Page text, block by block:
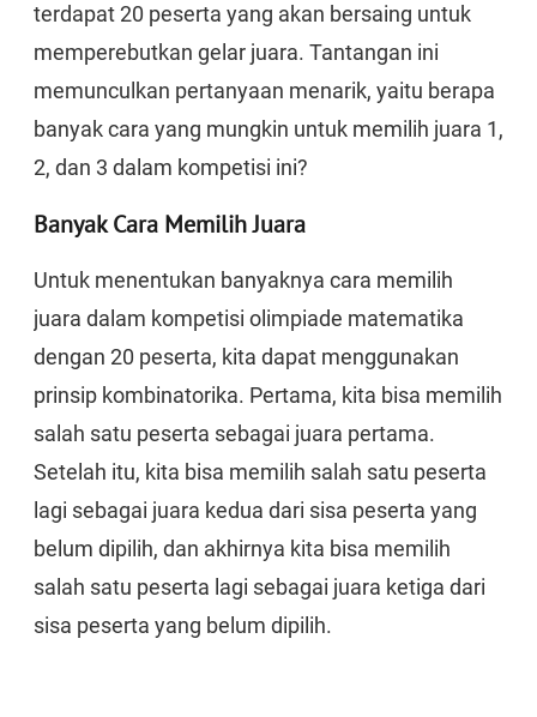
terdapat 20 peserta yang akan bersaing untuk
memperebutkan gelar juara. Tantangan ini
memunculkan pertanyaan menarik, yaitu berapa
banyak cara yang mungkin untuk memilih juara 1,
2, dan 3 dalam kompetisi ini?
Banyak Cara Memilih Juara
Untuk menentukan banyaknya cara memilih
juara dalam kompetisi olimpiade matematika
dengan 20 peserta, kita dapat menggunakan
prinsip kombinatorika. Pertama, kita bisa memilih
salah satu peserta sebagai juara pertama.
Setelah itu, kita bisa memilih salah satu peserta
lagi sebagai juara kedua dari sisa peserta yang
belum dipilih, dan akhirnya kita bisa memilih
salah satu peserta lagi sebagai juara ketiga dari
sisa peserta yang belum dipilih.